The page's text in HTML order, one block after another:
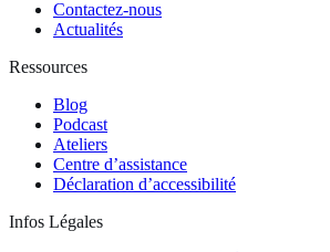
Contactez-nous
Actualités
Ressources
Blog
Podcast
Ateliers
Centre d’assistance
Déclaration d’accessibilité
Infos Légales